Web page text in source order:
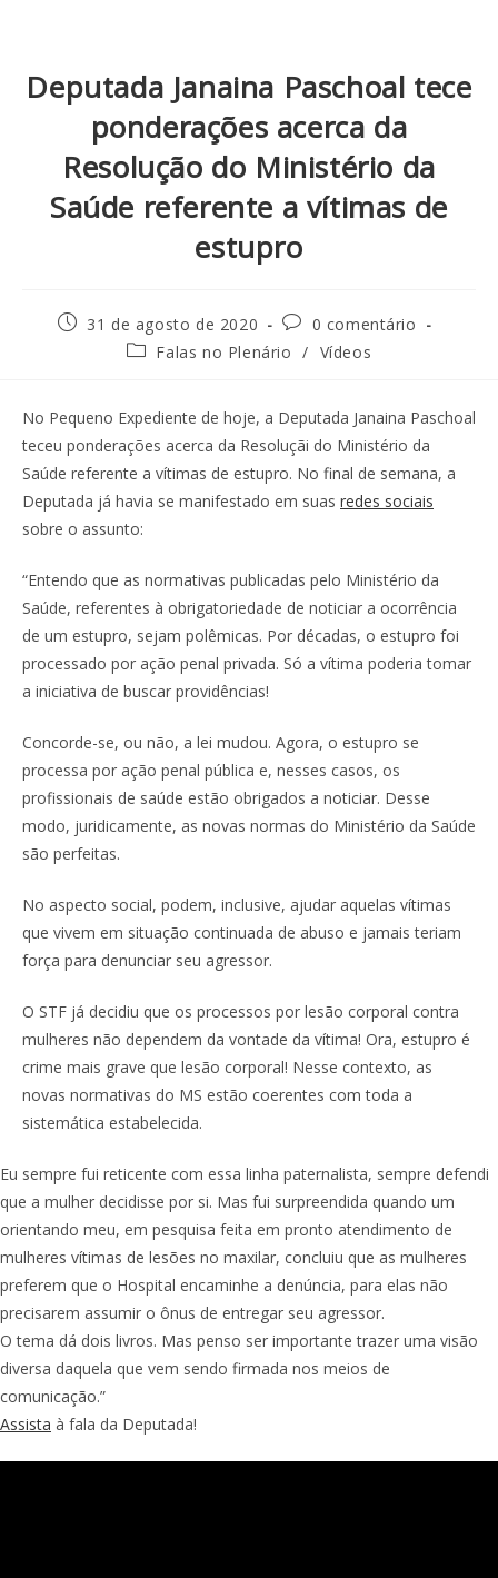
Deputada Janaina Paschoal tece
ponderações acerca da
Resolução do Ministério da
Saúde referente a vítimas de
estupro
31 de agosto de 2020
0 comentário
Falas no Plenário / Vídeos
No Pequeno Expediente de hoje, a Deputada Janaina Paschoal
teceu ponderações acerca da Resoluçãi do Ministério da
Saúde referente a vítimas de estupro. No final de semana, a
Deputada já havia se manifestado em suas redes sociais
sobre o assunto:
“Entendo que as normativas publicadas pelo Ministério da
Saúde, referentes à obrigatoriedade de noticiar a ocorrência
de um estupro, sejam polêmicas. Por décadas, o estupro foi
processado por ação penal privada. Só a vítima poderia tomar
a iniciativa de buscar providências!
Concorde-se, ou não, a lei mudou. Agora, o estupro se
processa por ação penal pública e, nesses casos, os
profissionais de saúde estão obrigados a noticiar. Desse
modo, juridicamente, as novas normas do Ministério da Saúde
são perfeitas.
No aspecto social, podem, inclusive, ajudar aquelas vítimas
que vivem em situação continuada de abuso e jamais teriam
força para denunciar seu agressor.
O STF já decidiu que os processos por lesão corporal contra
mulheres não dependem da vontade da vítima! Ora, estupro é
crime mais grave que lesão corporal! Nesse contexto, as
novas normativas do MS estão coerentes com toda a
sistemática estabelecida.
Eu sempre fui reticente com essa linha paternalista, sempre defendi
que a mulher decidisse por si. Mas fui surpreendida quando um
orientando meu, em pesquisa feita em pronto atendimento de
mulheres vítimas de lesões no maxilar, concluiu que as mulheres
preferem que o Hospital encaminhe a denúncia, para elas não
precisarem assumir o ônus de entregar seu agressor.
O tema dá dois livros. Mas penso ser importante trazer uma visão
diversa daquela que vem sendo firmada nos meios de
comunicação.”
Assista à fala da Deputada!